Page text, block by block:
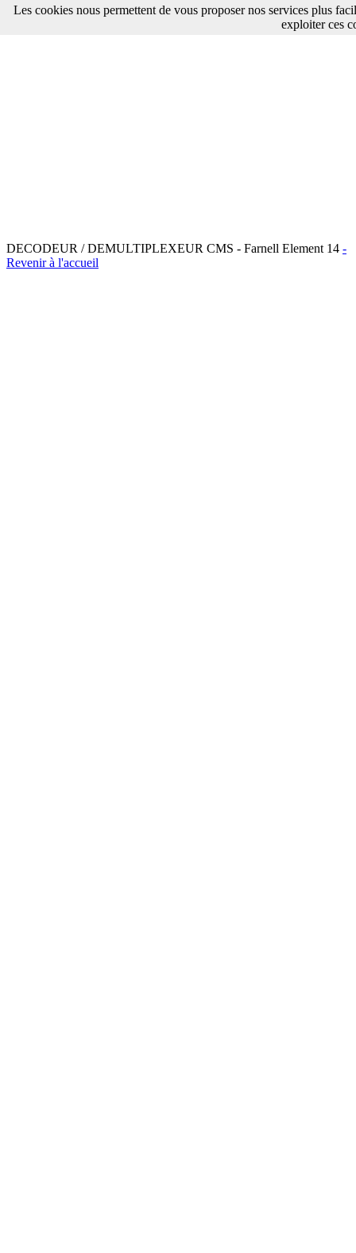
DECODEUR / DEMULTIPLEXEUR CMS - Farnell Element 14 -
Revenir à l'accueil
Les cookies nous permettent de vous proposer nos services plus
exploiter ces